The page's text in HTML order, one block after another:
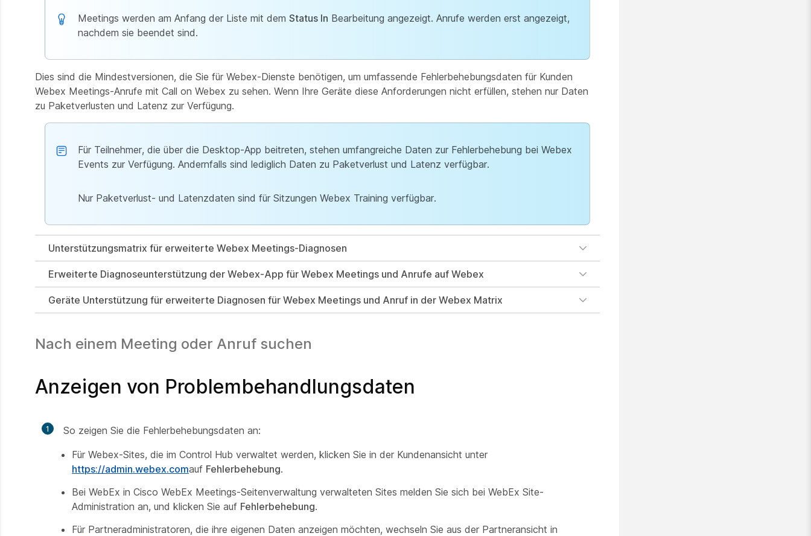
Meetings werden am Anfang der Liste mit dem Status In Bearbeitung angezeigt. Anrufe werden erst angezeigt,
nachdem sie beendet sind.
Dies sind die Mindestversionen, die Sie für Webex-Dienste benötigen, um umfassende Fehlerbehebungsdaten für Kunden
Webex Meetings-Anrufe mit Call on Webex zu sehen. Wenn Ihre Geräte diese Anforderungen nicht erfüllen, stehen nur Daten
zu Paketverlusten und Latenz zur Verfügung.
Für Teilnehmer, die über die Desktop-App beitreten, stehen umfangreiche Daten zur Fehlerbehebung bei Webex
Events zur Verfügung. Andernfalls sind lediglich Daten zu Paketverlust und Latenz verfügbar.
Nur Paketverlust- und Latenzdaten sind für Sitzungen Webex Training verfügbar.
Unterstützungsmatrix für erweiterte Webex Meetings-Diagnosen
Erweiterte Diagnoseunterstützung der Webex-App für Webex Meetings und Anrufe auf Webex
Geräte Unterstützung für erweiterte Diagnosen für Webex Meetings und Anruf in der Webex Matrix
Nach einem Meeting oder Anruf suchen
Anzeigen von Problembehandlungsdaten
1
So zeigen Sie die Fehlerbehebungsdaten an:
Für Webex-Sites, die im Control Hub verwaltet werden, klicken Sie in der Kundenansicht unter
https://admin.webex.comauf Fehlerbehebung.
Bei WebEx in Cisco WebEx Meetings-Seitenverwaltung verwalteten Sites melden Sie sich bei WebEx Site-
Administration an, und klicken Sie auf Fehlerbehebung.
Für Partneradministratoren, die ihre eigenen Daten anzeigen möchten, wechseln Sie aus der Partneransicht in